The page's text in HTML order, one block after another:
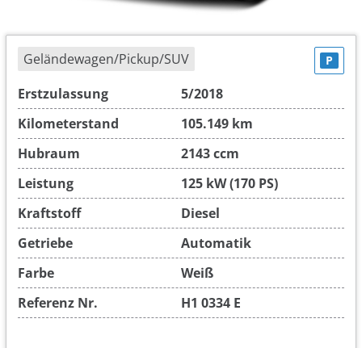
Geländewagen/Pickup/SUV P
Erstzulassung
5/2018
Kilometerstand
105.149 km
Hubraum
2143 ccm
Leistung
125 kW (170 PS)
Kraftstoff
Diesel
Getriebe
Automatik
Farbe
Weiß
Referenz Nr.
H1 0334 E